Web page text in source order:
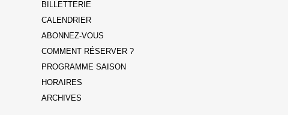
BILLETTERIE
CALENDRIER
ABONNEZ-VOUS
COMMENT RÉSERVER ?
PROGRAMME SAISON
HORAIRES
ARCHIVES